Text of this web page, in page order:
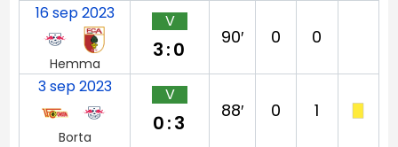
16 sep 2023
Hemma
V
3:0
90′ 0 0
3 sep 2023
Borta
V
0:3
88′ 0 1